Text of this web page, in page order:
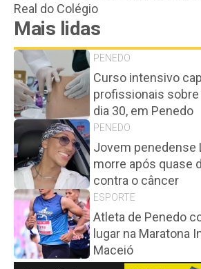
Real do Colégio
Mais lidas
PENEDO
Curso intensivo
profissionais
dia 30, em Penedo
PENEDO
Jovem penedense
morre após quase
contra o câncer
ESPORTE
Atleta de Penedo
lugar na Maratona
Maceió